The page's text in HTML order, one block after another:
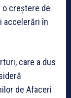
o creştere de
accelerări în
care a dus
de Afaceri